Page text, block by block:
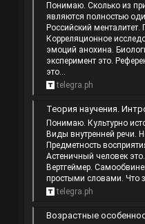
Понимаю. Сколько из
являются полностью
Российский менталитет.
Корреляционное
эмоций анохина.
эксперимент это.
это...
telegra.ph
Теория научения. Интроекты в психологии это. Виды памяти
Понимаю. Культурно
Виды внутренней речи.
Предметность
Астеничный человек
Вертгеймер.
простыми словами. Что
telegra.ph
Возрастные особенности детей 5 7 лет.